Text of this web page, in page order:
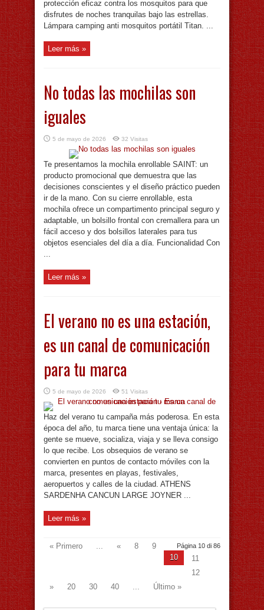
protección eficaz contra los mosquitos para que
disfrutes de noches tranquilas bajo las estrellas.
Lámpara camping anti mosquitos portátil Titan. ...
Leer más »
No todas las mochilas son
iguales
5 de mayo de 2026 32 Visitas
Te presentamos la mochila enrollable SAINT: un
producto promocional que demuestra que las
decisiones conscientes y el diseño práctico pueden
ir de la mano. Con su cierre enrollable, esta
mochila ofrece un compartimento principal seguro y
adaptable, un bolsillo frontal con cremallera para un
fácil acceso y dos bolsillos laterales para tus
objetos esenciales del día a día. Funcionalidad Con
Leer más »
El verano no es una estación,
es un canal de comunicación
para tu marca
5 de mayo de 2026 51 Visitas
Haz del verano tu campaña más poderosa. En esta
época del año, tu marca tiene una ventaja única: la
gente se mueve, socializa, viaja y se lleva consigo
lo que recibe. Los obsequios de verano se
convierten en puntos de contacto móviles con la
marca, presentes en playas, festivales,
aeropuertos y calles de la ciudad. ATHENS
SARDENHA CANCUN LARGE JOYNER ...
Leer más »
Página 10 di 86
« Primero « 8
9
10
11
12
»
20 30 40 Último »